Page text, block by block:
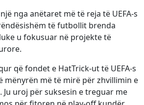
nga anëtaret më të reja të UEFA-s
të futbollit brenda
u fokusuar në projekte të
që fondet e HatTrick-ut të UEFA-s
mënyrën më të mirë për zhvillimin e
uroj për suksesin e treguar me